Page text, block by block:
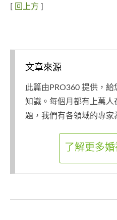
[ 回上方 ]
文章來源
此篇由PRO360 提供，
知識。每個月都有上萬人
題，我們有各領域的專家
了解更多